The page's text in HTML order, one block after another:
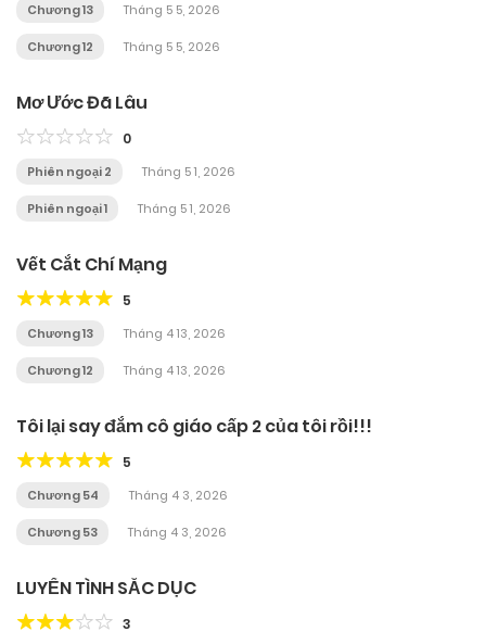
Chương 13 Tháng 5 5, 2026
Chương 12 Tháng 5 5, 2026
Mơ Ước Đã Lâu
0
Phiên ngoại 2 Tháng 5 1, 2026
Phiên ngoại 1 Tháng 5 1, 2026
Vết Cắt Chí Mạng
5
Chương 13 Tháng 4 13, 2026
Chương 12 Tháng 4 13, 2026
Tôi lại say đắm cô giáo cấp 2 của tôi rồi!!!
5
Chương 54 Tháng 4 3, 2026
Chương 53 Tháng 4 3, 2026
LUYẾN TÌNH SẮC DỤC
3